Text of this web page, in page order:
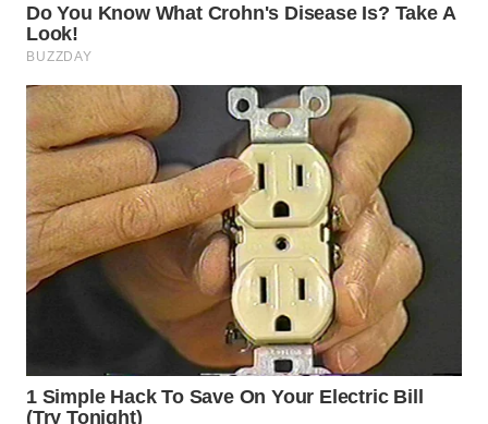
WN
CIANJUR
WN
KEPULAUAN
SERIBU
WN
TANGERANG
CIREBON